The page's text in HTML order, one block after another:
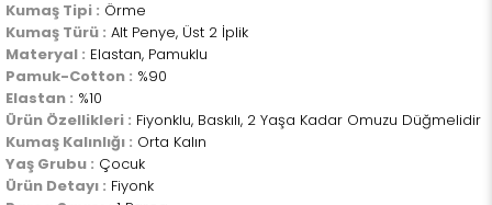
Kumaş Tipi : Örme
Kumaş Türü : Alt Penye, Üst 2 İplik
Materyal : Elastan, Pamuklu
Pamuk-Cotton : %90
Elastan : %10
Ürün Özellikleri : Fiyonklu, Baskılı, 2 Yaşa Kadar Omuzu Düğmelidir
Kumaş Kalınlığı : Orta Kalın
Yaş Grubu : Çocuk
Ürün Detayı : Fiyonk